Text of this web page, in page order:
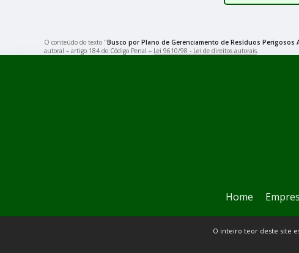
O conteúdo do texto "Busco por Plano de Gerenciamento de Resíduos Perigosos
autoral – artigo 184 do Código Penal – Lei 9610/98 - Lei de direitos autorais.
Home
O inteiro teor deste site